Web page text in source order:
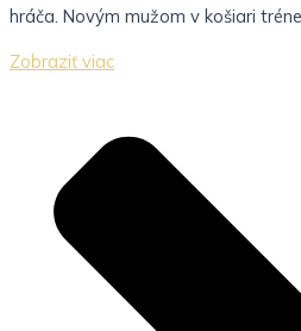
hráča. Novým mužom v košiari
Zobraziť viac